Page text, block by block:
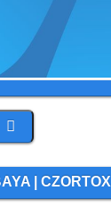
| CZORTOX